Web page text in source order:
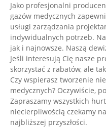
Jako profesjonalni
gazów medycznych
usługi zarządzania
indywidualnych potrzeb.
jak i najnowsze. Naszą
Jeśli interesują Cię nasze
skorzystać z rabatów, ale
Czy wspierasz tworzenie
medycznych? Oczywiście,
Zapraszamy wszystkich
niecierpliwością czekamy
najbliższej przyszłości.